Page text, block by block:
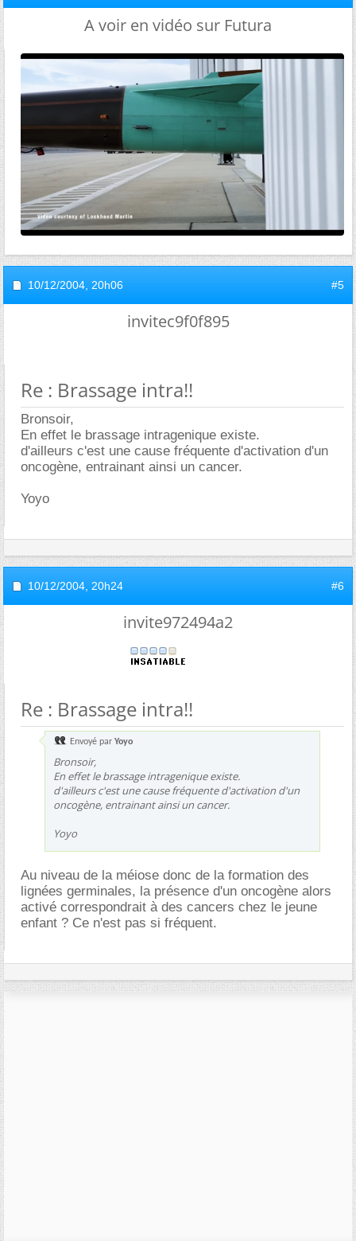
A voir en vidéo sur Futura
10/12/2004, 20h06 #5
invitec9f0f895
Re : Brassage intra!!
Bronsoir,
En effet le brassage intragenique existe.
d'ailleurs c'est une cause fréquente d'activation d'un
oncogène, entrainant ainsi un cancer.
Yoyo
10/12/2004, 20h24 #6
invite972494a2
Re : Brassage intra!!
Envoyé par Yoyo
Bronsoir,
En effet le brassage intragenique existe.
d'ailleurs c'est une cause fréquente d'activation d'un
oncogène, entrainant ainsi un cancer.
Yoyo
Au niveau de la méiose donc de la formation des
lignées germinales, la présence d'un oncogène alors
activé correspondrait à des cancers chez le jeune
enfant ? Ce n'est pas si fréquent.